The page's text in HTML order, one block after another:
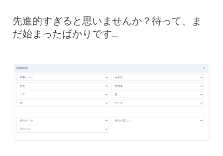
先進的すぎると思いませんか？待って、ま
だ始まったばかりです…